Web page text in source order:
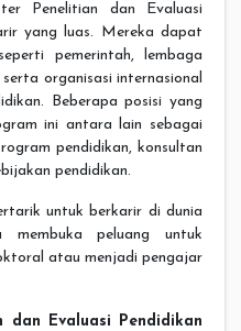
Penelitian dan Evaluasi
yang luas. Mereka dapat
pemerintah, lembaga
organisasi internasional
Beberapa posisi yang
ini antara lain sebagai
pendidikan, konsultan
pendidikan.
untuk berkarir di dunia
peluang untuk
atau menjadi pengajar
dan Evaluasi Pendidikan